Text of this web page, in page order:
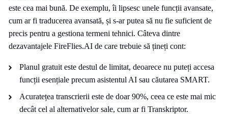
este cea mai bună. De exemplu, îi lipsesc unele funcții avansate,
cum ar fi traducerea avansată, și s-ar putea să nu fie suficient de
precis pentru a gestiona termeni tehnici. Câteva dintre
dezavantajele FireFlies.AI de care trebuie să țineți cont:
Planul gratuit este destul de limitat, deoarece nu puteți accesa
funcții esențiale precum asistentul AI sau căutarea SMART.
Acuratețea transcrierii este de doar 90%, ceea ce este mai mic
decât cel al alternativelor sale, cum ar fi Transkriptor.